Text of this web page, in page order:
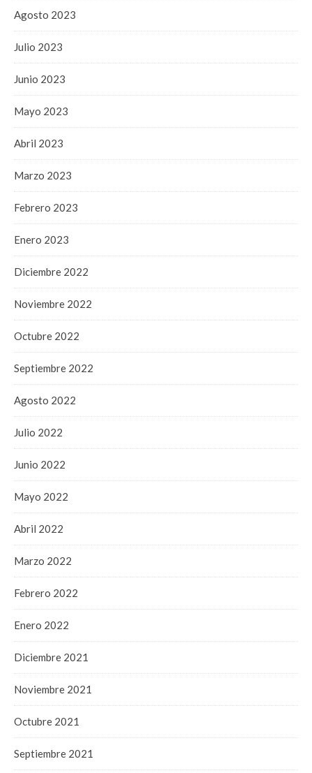
Agosto 2023
Julio 2023
Junio 2023
Mayo 2023
Abril 2023
Marzo 2023
Febrero 2023
Enero 2023
Diciembre 2022
Noviembre 2022
Octubre 2022
Septiembre 2022
Agosto 2022
Julio 2022
Junio 2022
Mayo 2022
Abril 2022
Marzo 2022
Febrero 2022
Enero 2022
Diciembre 2021
Noviembre 2021
Octubre 2021
Septiembre 2021